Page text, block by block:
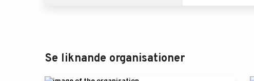
Se liknande organisationer